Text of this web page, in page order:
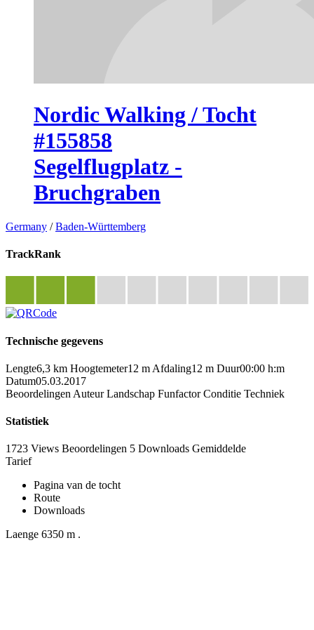
Nordic Walking / Tocht
#155858
Segelflugplatz -
Bruchgraben
Germany /Baden-Württemberg
TrackRank
Technische gegevens
Lengte6,3 km Hoogtemeter12 m Afdaling12 m Duur00:00 h:m
Datum05.03.2017
Beoordelingen Auteur Landschap Funfactor Conditie Techniek
Statistiek
1723 Views Beoordelingen 5 Downloads Gemiddelde
Tarief
Pagina van de tocht
Route
Downloads
Laenge 6350 m .